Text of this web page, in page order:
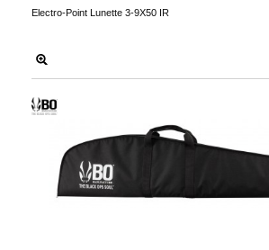
Electro-Point Lunette 3-9X50 IR